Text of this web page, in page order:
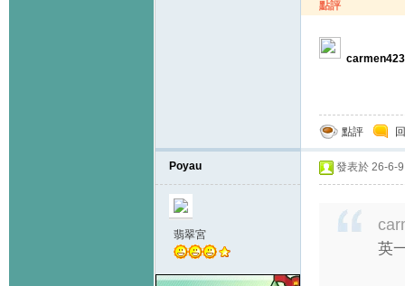
點評
carmen423
點評
Poyau
翡翠宮
發表於 26-6-
英